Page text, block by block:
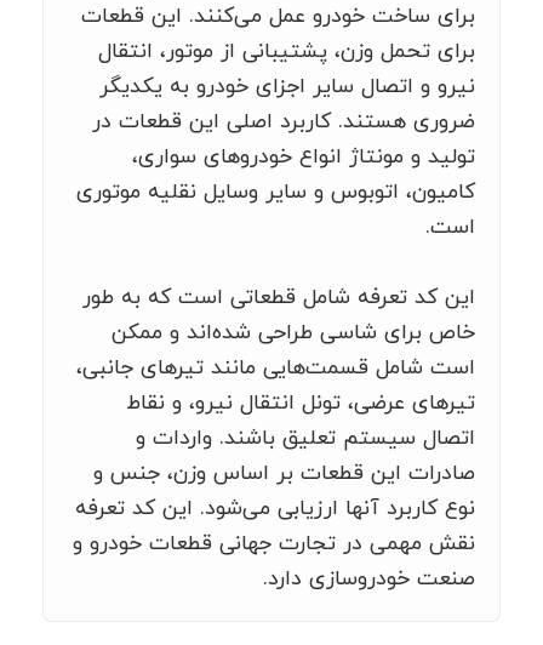
برای ساخت خودرو عمل می‌کنند. این قطعات
برای تحمل وزن، پشتیبانی از موتور، انتقال
نیرو و اتصال سایر اجزای خودرو به یکدیگر
ضروری هستند. کاربرد اصلی این قطعات در
تولید و مونتاژ انواع خودروهای سواری،
کامیون، اتوبوس و سایر وسایل نقلیه موتوری
است.
این کد تعرفه شامل قطعاتی است که به طور
خاص برای شاسی طراحی شده‌اند و ممکن
است شامل قسمت‌هایی مانند تیرهای جانبی،
تیرهای عرضی، تونل انتقال نیرو، و نقاط
اتصال سیستم تعلیق باشند. واردات و
صادرات این قطعات بر اساس وزن، جنس و
نوع کاربرد آنها ارزیابی می‌شود. این کد تعرفه
نقش مهمی در تجارت جهانی قطعات خودرو و
صنعت خودروسازی دارد.